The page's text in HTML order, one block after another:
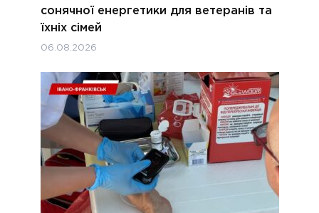
сонячної енергетики для ветеранів та
їхніх сімей
06.08.2026